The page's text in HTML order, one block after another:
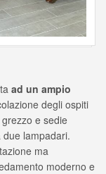
ad un ampio
degli ospiti
e sedie
lampadari.
ma
moderno e